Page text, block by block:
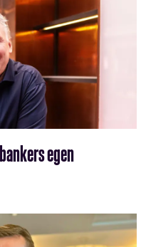
egen